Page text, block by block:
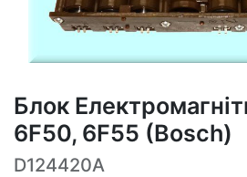
Блок
6F50, 6F55 (Bosch)
D124420A